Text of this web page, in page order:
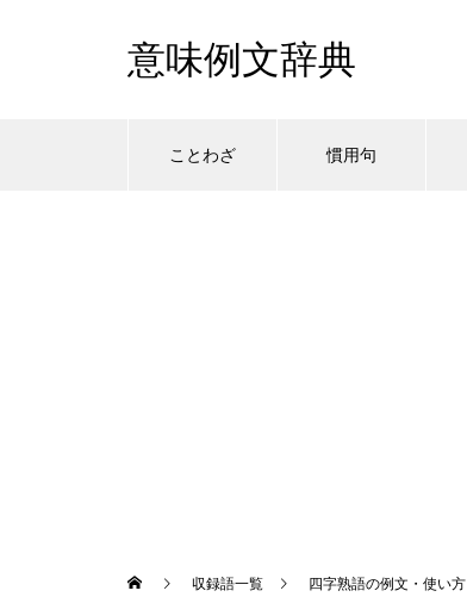
意味例文辞典
ことわざ 慣用句
収録語一覧 四字熟語の例文・使い方